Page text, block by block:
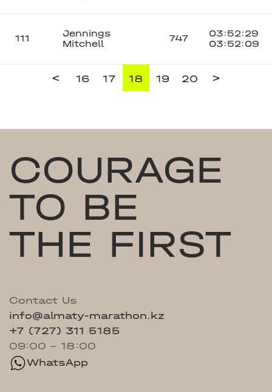
111
Jennings
Mitchell
747
03:52:29
03:52:09
< 16 17 18 19 20 >
COURAGE
TO BE
THE FIRST
Contact Us
info@almaty-marathon.kz
+7 (727) 311 5185
09:00 - 18:00
WhatsApp